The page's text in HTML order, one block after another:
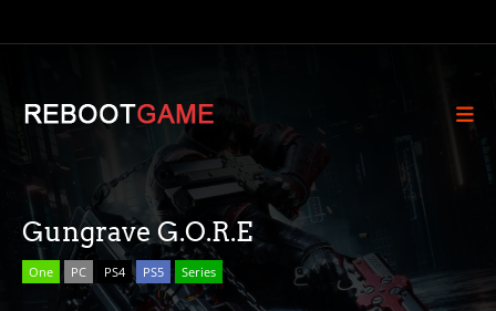
Gungrave G.O.R.E
One PC PS4 PS5 Series